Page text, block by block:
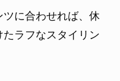
に合わせれば、休
たラフなスタイリン